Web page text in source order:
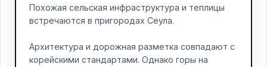
Похожая сельская инфраструктура и теплицы
встречаются в пригородах Сеула.
Архитектура и дорожная разметка совпадают с
корейскими стандартами. Однако горы на